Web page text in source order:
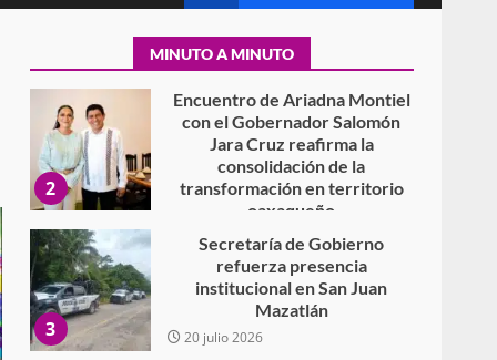
MINUTO A MINUTO
para Oaxaca
5 agosto 2026
2
Encuentro de Ariadna Montiel
con el Gobernador Salomón
Jara Cruz reafirma la
consolidación de la
transformación en territorio
oaxaqueño
30 julio 2026
3
Secretaría de Gobierno
refuerza presencia
institucional en San Juan
Mazatlán
20 julio 2026